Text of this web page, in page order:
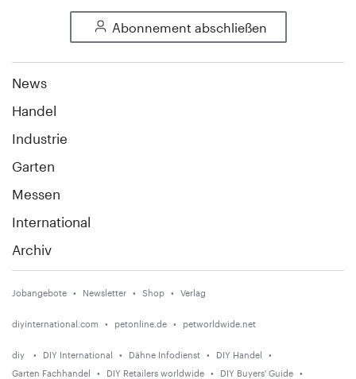
Abonnement abschließen
News
Handel
Industrie
Garten
Messen
International
Archiv
Jobangebote Newsletter Shop Verlag
diyinternational.com petonline.de petworldwide.net
diy DIY International Dähne Infodienst
DIY Handel
Garten Fachhandel
DIY Retailers worldwide DIY Buyers' Guide